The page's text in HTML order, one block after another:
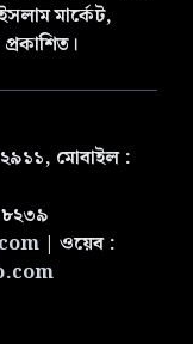
মার্কেট,
মোবাইল :
| ওয়েব :